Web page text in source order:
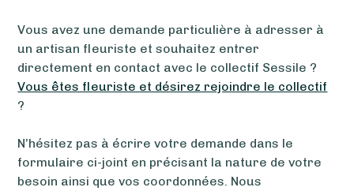
Vous avez une demande particulière à adresser à
un artisan fleuriste et souhaitez entrer
directement en contact avec le collectif Sessile ?
Vous êtes fleuriste et désirez rejoindre le collectif
?
N’hésitez pas à écrire votre demande dans le
formulaire ci-joint en précisant la nature de votre
besoin ainsi que vos coordonnées. Nous